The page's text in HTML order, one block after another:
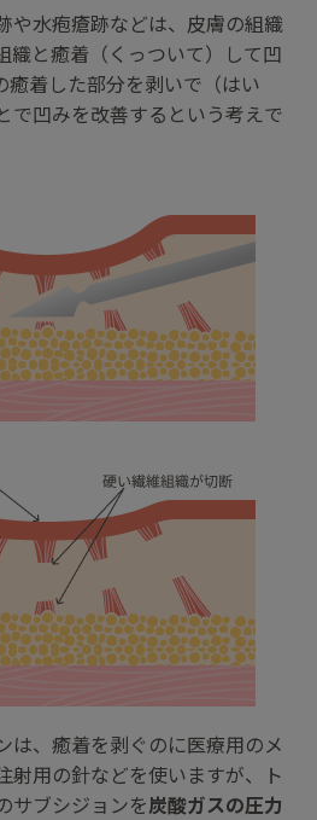
や水疱瘡跡などは、皮膚の組織
織と癒着（くっついて）して凹
癒着した部分を剥いで（はい
で凹みを改善するという考えで
は、癒着を剥ぐのに医療用のメ
射用の針などを使いますが、ト
サブシジョンを炭酸ガスの圧力